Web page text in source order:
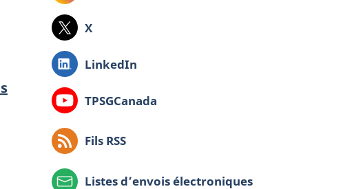
X
LinkedIn
YoutubeTPSGCanada
Fils RSS
Listes d’envois électroniques